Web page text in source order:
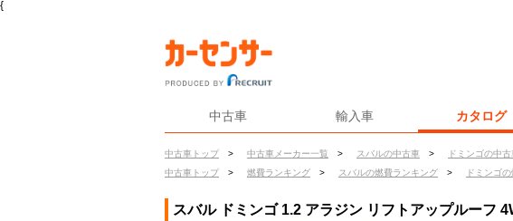
{
中古車 輸入車 カタログ
中古車トップ > 中古車メーカー一覧 > スバルの中古車 > ドミンゴの中古
中古車トップ
> 燃費ランキング > スバルの燃費ランキング > ドミンゴ
スバル ドミンゴ 1.2 アラジン リフトアップルーフ